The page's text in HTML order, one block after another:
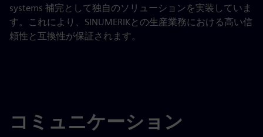
systems 補完として独自のソリューションを実装していま
す。これにより、SINUMERIKとの生産業務における高い信
頼性と互換性が保証されます。
コミュニケーション